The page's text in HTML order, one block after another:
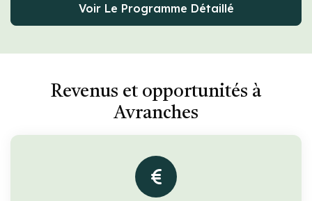
Voir Le Programme Détaillé
Revenus et opportunités à
Avranches